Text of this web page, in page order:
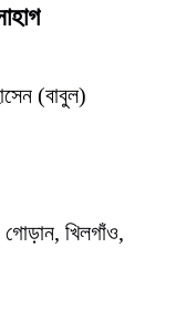
(বাবুল)
গোড়ান, খিলগাঁও,